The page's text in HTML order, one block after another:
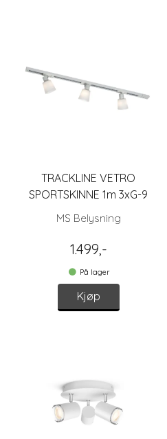
TRACKLINE VETRO
SPORTSKINNE 1m 3xG-9
MS Belysning
1.499,-
På lager
Kjøp